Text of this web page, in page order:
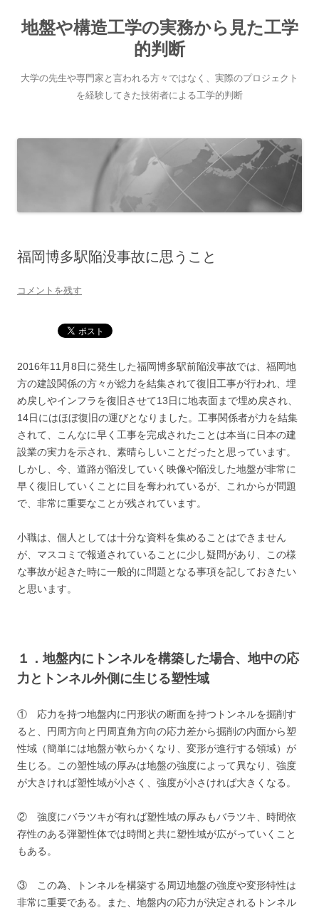
地盤や構造工学の実務から見た工学
的判断
大学の先生や専門家と言われる方々ではなく、実際のプロジェクト
を経験してきた技術者による工学的判断
ン
ツ
へ
プ
福岡博多駅陥没事故に思うこと
コメントを残す
2016年11月8日に発生した福岡博多駅前陥没事故では、福岡地
方の建設関係の方々が総力を結集されて復旧工事が行われ、埋
め戻しやインフラを復旧させて13日に地表面まで埋め戻され、
14日にはほぼ復旧の運びとなりました。工事関係者が力を結集
されて、こんなに早く工事を完成されたことは本当に日本の建
設業の実力を示され、素晴らしいことだったと思っています。
しかし、今、道路が陥没していく映像や陥没した地盤が非常に
早く復旧していくことに目を奪われているが、これからが問題
で、非常に重要なことが残されています。
小職は、個人としては十分な資料を集めることはできません
が、マスコミで報道されていることに少し疑問があり、この様
な事故が起きた時に一般的に問題となる事項を記しておきたい
と思います。
１．地盤内にトンネルを構築した場合、地中の応
力とトンネル外側に生じる塑性域
① 応力を持つ地盤内に円形状の断面を持つトンネルを掘削す
ると、円周方向と円周直角方向の応力差から掘削の内面から塑
性域（簡単には地盤が軟らかくなり、変形が進行する領域）が
生じる。この塑性域の厚みは地盤の強度によって異なり、強度
が大きければ塑性域が小さく、強度が小さければ大きくなる。
② 強度にバラツキが有れば塑性域の厚みもバラツキ、時間依
存性のある弾塑性体では時間と共に塑性域が広がっていくこと
もある。
③ この為、トンネルを構築する周辺地盤の強度や変形特性は
非常に重要である。また、地盤内の応力が決定されるトンネル